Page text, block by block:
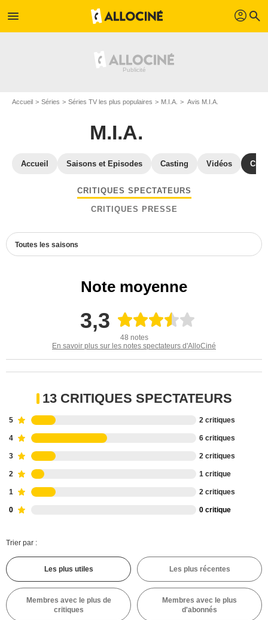
menu profil search
Accueil Séries Séries TV les plus populaires M.I.A. Avis M.I.A.
M.I.A.
Accueil Saisons et Episodes Casting Vidéos
CRITIQUES SPECTATEURS
CRITIQUES PRESSE
Toutes les saisons
Note moyenne
3,3
48 notes
En savoir plus sur les notes spectateurs d'AlloCiné
13 CRITIQUES SPECTATEURS
5 2 critiques
4 6 critiques
3 2 critiques
2 1 critique
1 2 critiques
0 0 critique
Trier par :
Les plus utiles Les plus récentes
Membres avec le plus de
critiques
Membres avec le plus
d'abonnés